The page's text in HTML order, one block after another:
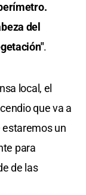
del
.
local, el
que va a
estaremos un
para
de las